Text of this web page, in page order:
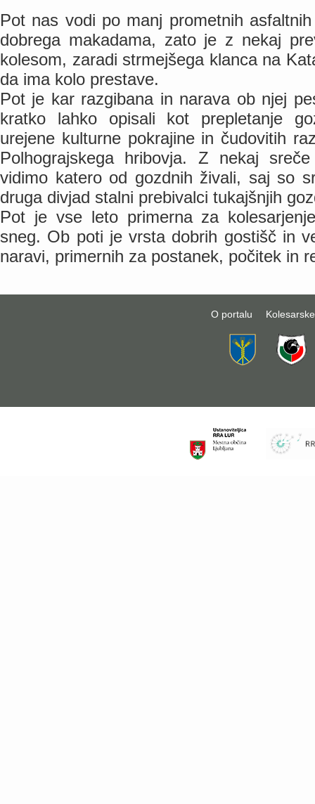
Pot nas vodi po manj prometnih
dobrega makadama, zato je z nekaj
kolesom, zaradi strmejšega klanca na
da ima kolo prestave.
Pot je kar razgibana in narava ob njej
kratko lahko opisali kot prepletanje
urejene kulturne pokrajine in čudovitih
Polhograjskega hribovja. Z nekaj
vidimo katero od gozdnih živali, saj so
druga divjad stalni prebivalci tukajšnjih
Pot je vse leto primerna za
sneg. Ob poti je vrsta dobrih gostišč in
naravi, primernih za postanek, počitek in
O portalu